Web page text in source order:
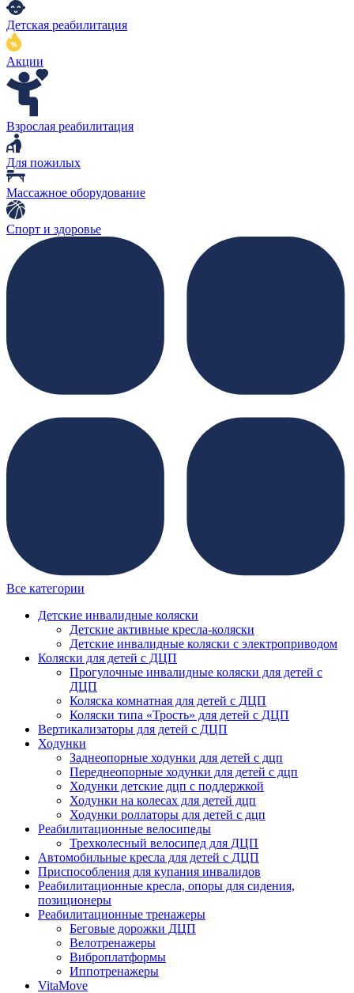
Детская реабилитация
Акции
Взрослая реабилитация
Для пожилых
Массажное оборудование
Спорт и здоровье
Все категории
Детские инвалидные коляски
Детские активные кресла-коляски
Детские инвалидные коляски с электроприводом
Коляски для детей с ДЦП
Прогулочные инвалидные коляски для детей с
ДЦП
Коляска комнатная для детей с ДЦП
Коляски типа «Трость» для детей с ДЦП
Вертикализаторы для детей с ДЦП
Ходунки
Заднеопорные ходунки для детей с дцп
Переднеопорные ходунки для детей с дцп
Ходунки детские дцп с поддержкой
Ходунки на колесах для детей дцп
Ходунки роллаторы для детей с дцп
Реабилитационные велосипеды
Трехколесный велосипед для ДЦП
Автомобильные кресла для детей с ДЦП
Приспособления для купания инвалидов
Реабилитационные кресла, опоры для сидения,
позиционеры
Реабилитационные тренажеры
Беговые дорожки ДЦП
Велотренажеры
Виброплатформы
Иппотренажеры
VitaMove